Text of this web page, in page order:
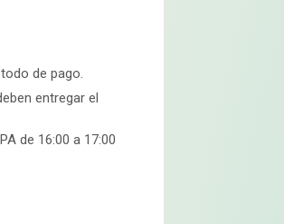
de pago.
entregar el
de 16:00 a 17:00